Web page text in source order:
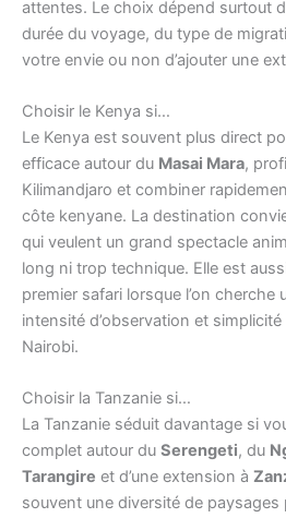
attentes. Le choix dépend surtout
durée du voyage, du type de
votre envie ou non d’ajouter une
Choisir le Kenya si…
Le Kenya est souvent plus direct
efficace autour du Masai Mara,
Kilimandjaro et combiner
côte kenyane. La destination
qui veulent un grand spectacle
long ni trop technique. Elle est
premier safari lorsque l’on cherche
intensité d’observation et
Nairobi.
Choisir la Tanzanie si…
La Tanzanie séduit davantage si
complet autour du Serengeti, du
Tarangire et d’une extension à
souvent une diversité de paysages